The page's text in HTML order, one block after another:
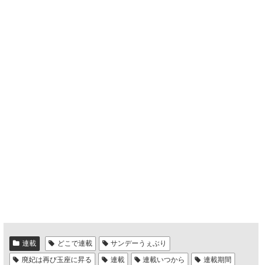
連載 どこで連載
サンデーうぇぶり
廃妃は再び玉座に昇る
連載 連載いつから
連載期間